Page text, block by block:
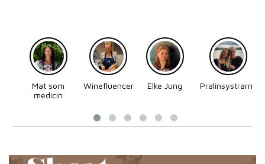
Mat som
medicin
Winefluencer Elke Jung
Pralinsystrarna